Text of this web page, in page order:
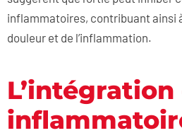
inflammatoires, contribuant ainsi
douleur et de l’inflammation.